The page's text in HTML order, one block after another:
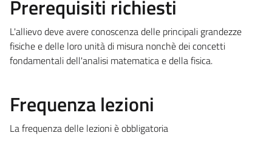
Prerequisiti richiesti
L'allievo deve avere conoscenza delle principali grandezze
fisiche e delle loro unità di misura nonchè dei concetti
fondamentali dell'analisi matematica e della fisica.
Frequenza lezioni
La frequenza delle lezioni è obbligatoria